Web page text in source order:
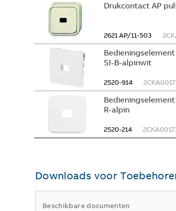
Drukcontact AP
2621 AP/11-503
SI-B-alpinwit
2520-914
R-alpin
2520-214
Downloads voor
Beschikbare documenten